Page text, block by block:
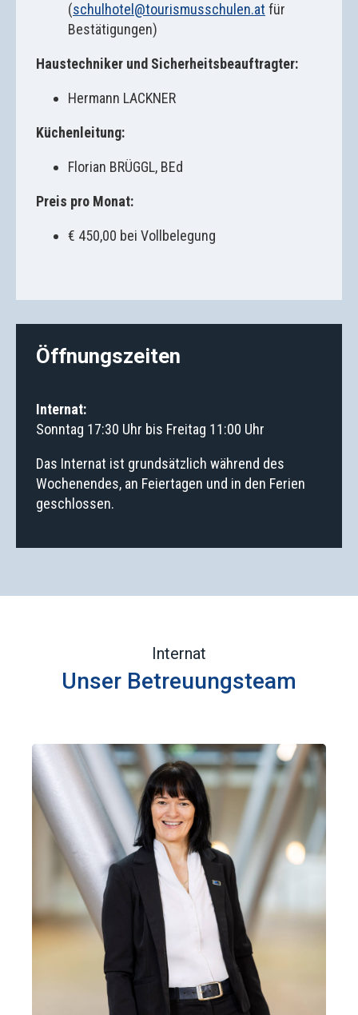
(schulhotel@tourismusschulen.at für
Bestätigungen)
Haustechniker und Sicherheitsbeauftragter:
Hermann LACKNER
Küchenleitung:
Florian BRÜGGL, BEd
Preis pro Monat:
€ 450,00 bei Vollbelegung
Öffnungszeiten
Internat:
Sonntag 17:30 Uhr bis Freitag 11:00 Uhr
Das Internat ist grundsätzlich während des
Wochenendes, an Feiertagen und in den Ferien
geschlossen.
Internat
Unser Betreuungsteam